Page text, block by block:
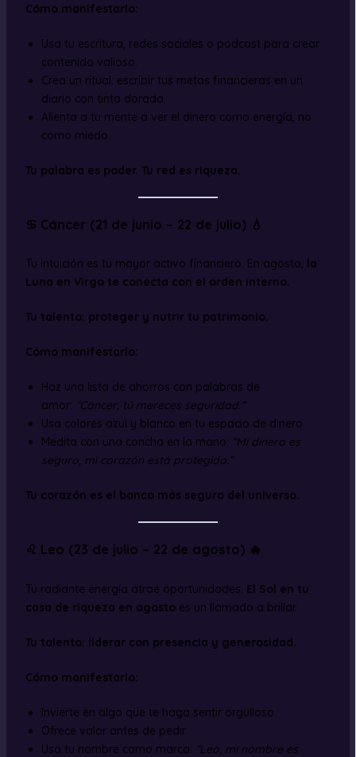
Cómo manifestarlo:
Usa tu escritura, redes sociales o podcast para crear
contenido valioso.
Crea un ritual: escribir tus metas financieras en un
diario con tinta dorada.
Alienta a tu mente a ver el dinero como energía, no
como miedo.
Tu palabra es poder. Tu red es riqueza.
♋ Cáncer (21 de junio – 22 de julio) 💧
Tu intuición es tu mayor activo financiero. En agosto, la
Luna en Virgo te conecta con el orden interno.
Tu talento: proteger y nutrir tu patrimonio.
Cómo manifestarlo:
Haz una lista de ahorros con palabras de
amor: “Cáncer, tú mereces seguridad.”
Usa colores azul y blanco en tu espacio de dinero.
Medita con una concha en la mano: “Mi dinero es
seguro, mi corazón está protegido.”
Tu corazón es el banco más seguro del universo.
♌ Leo (23 de julio – 22 de agosto) 🔥
Tu radiante energía atrae oportunidades. El Sol en tu
casa de riqueza en agostoes un llamado a brillar.
Tu talento: liderar con presencia y generosidad.
Cómo manifestarlo:
Invierte en algo que te haga sentir orgulloso.
Ofrece valor antes de pedir.
Usa tu nombre como marca: “Leo, mi nombre es